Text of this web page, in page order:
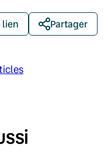
lien Partager